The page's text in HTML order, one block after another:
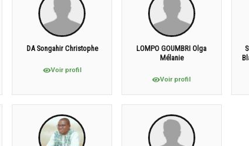
DA Songahir Christophe
Voir profil
LOMPO GOUMBRI Olga
Mélanie
Voir profil